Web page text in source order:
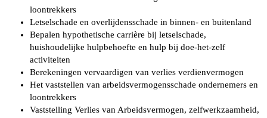
loontrekkers
Letselschade en overlijdensschade in binnen- en buitenland
Bepalen hypothetische carrière bij letselschade,
huishoudelijke hulpbehoefte en hulp bij doe-het-zelf
activiteiten
Berekeningen vervaardigen van verlies verdienvermogen
Het vaststellen van arbeidsvermogensschade ondernemers en
loontrekkers
Vaststelling Verlies van Arbeidsvermogen, zelfwerkzaamheid,